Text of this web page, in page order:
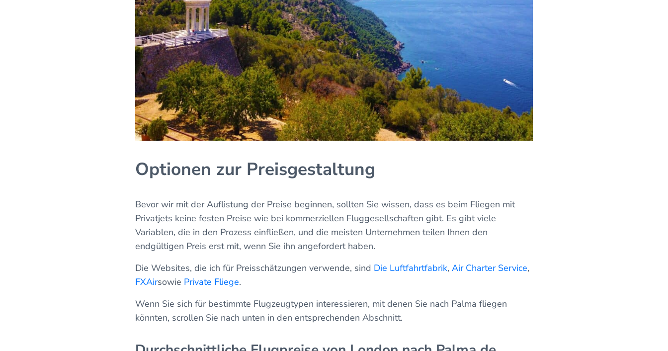
Optionen zur Preisgestaltung
Bevor wir mit der Auflistung der Preise beginnen, sollten Sie wissen, dass es beim Fliegen mit
Privatjets keine festen Preise wie bei kommerziellen Fluggesellschaften gibt. Es gibt viele
Variablen, die in den Prozess einfließen, und die meisten Unternehmen teilen Ihnen den
endgültigen Preis erst mit, wenn Sie ihn angefordert haben.
Die Websites, die ich für Preisschätzungen verwende, sind Die Luftfahrtfabrik, Air Charter Service,
FXAirsowie Private Fliege.
Wenn Sie sich für bestimmte Flugzeugtypen interessieren, mit denen Sie nach Palma fliegen
könnten, scrollen Sie nach unten in den entsprechenden Abschnitt.